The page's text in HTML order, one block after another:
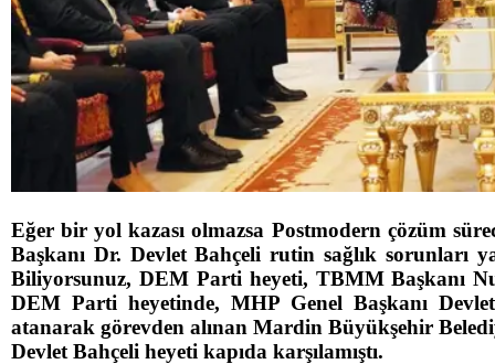
Eğer bir yol kazası olmazsa Postmodern çözüm
Başkanı Dr. Devlet Bahçeli rutin sağlık sorunları
Biliyorsunuz, DEM Parti heyeti, TBMM Başkanı
DEM Parti heyetinde, MHP Genel Başkanı
atanarak görevden alınan Mardin Büyükşehir
Devlet Bahçeli heyeti kapıda karşılamıştı.